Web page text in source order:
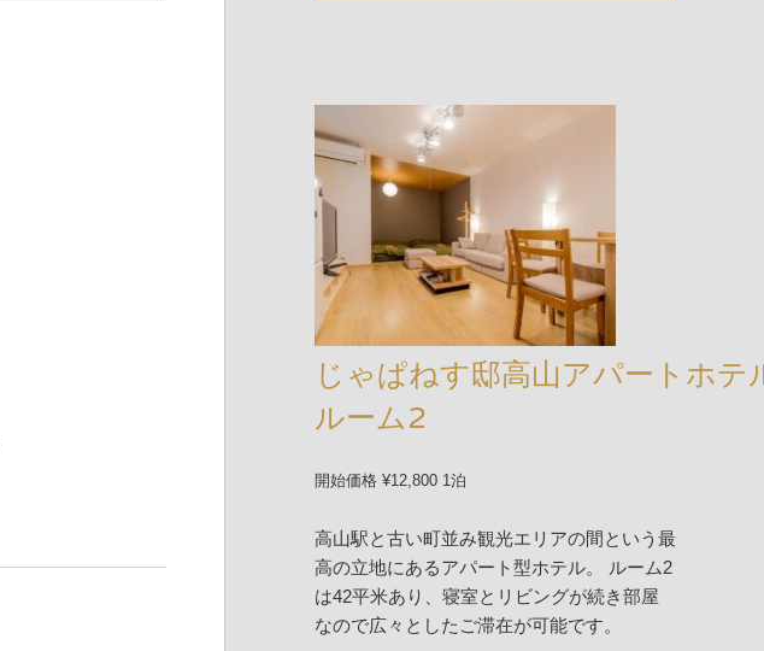
じゃぱねす邸高山アパートホテ
ルーム2
開始価格 ¥12,800 1泊
高山駅と古い町並み観光エリアの間という最
高の立地にあるアパート型ホテル。 ルーム2
は42平米あり、寝室とリビングが続き部屋
なので広々としたご滞在が可能です。